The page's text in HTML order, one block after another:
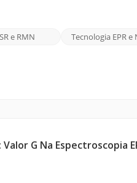
são empregados para
e RMN Tecnologia EPR e
Valor G Na Espectroscopia